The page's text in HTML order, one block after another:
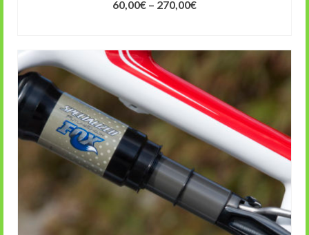
60,00€ – 270,00€